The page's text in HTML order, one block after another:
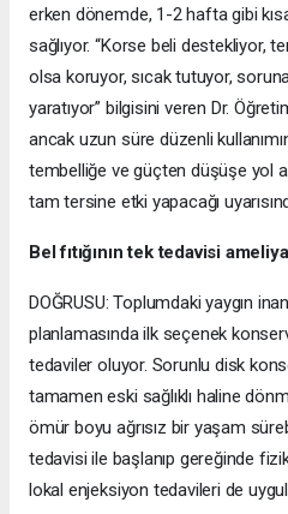
erken dönemde, 1-2 hafta gibi
sağlıyor. “Korse beli destekliyor,
olsa koruyor, sıcak tutuyor, soruna
yaratıyor” bilgisini veren Dr.
ancak uzun süre düzenli
tembelliğe ve güçten düşüşe yol
tam tersine etki yapacağı
Bel fıtığının tek tedavisi
DOĞRUSU: Toplumdaki yaygın
planlamasında ilk seçenek
tedaviler oluyor. Sorunlu disk
tamamen eski sağlıklı haline
ömür boyu ağrısız bir yaşam
tedavisi ile başlanıp gereğinde
lokal enjeksiyon tedavileri de